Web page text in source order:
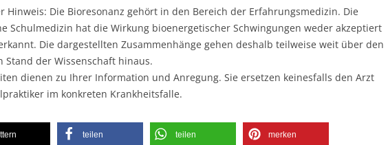
Hinweis: Die Bioresonanz gehört in den Bereich der Erfahrungsmedizin. Die
Schulmedizin hat die Wirkung bioenergetischer Schwingungen weder akzeptiert
Die dargestellten Zusammenhänge gehen deshalb teilweise weit über den
Stand der Wissenschaft hinaus.
dienen zu Ihrer Information und Anregung. Sie ersetzen keinesfalls den Arzt
im konkreten Krankheitsfalle.
teilen teilen merken